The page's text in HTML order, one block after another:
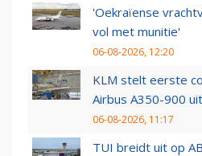
'Oekraïense
vol met munitie'
06-08-2026, 12:20
KLM stelt eerste
Airbus A350-900 uit
06-08-2026, 11:17
TUI breidt uit op